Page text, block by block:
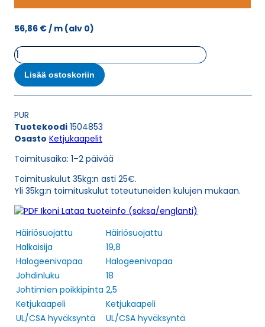
56,86 €/ m (alv 0)
Ketjukaapeli
KAWEFLEX
6230
SK-
C-
PUR
UL/CSA
18G2,5
(AWG14)
määrä
Lisää ostoskoriin
PUR
Tuotekoodi 1504853
Osasto Ketjukaapelit
Toimitusaika: 1–2 päivää
Toimituskulut 35kg:n asti 25€.
Yli 35kg:n toimituskulut toteutuneiden kulujen mukaan.
Lataa tuoteinfo (saksa/englanti)
Häiriösuojattu
Häiriösuojattu
Halkaisija
19,8
Halogeenivapaa
Halogeenivapaa
Johdinluku
18
Johtimien poikkipinta 2,5
Ketjukaapeli
Ketjukaapeli
UL/CSA hyväksyntä
UL/CSA hyväksyntä